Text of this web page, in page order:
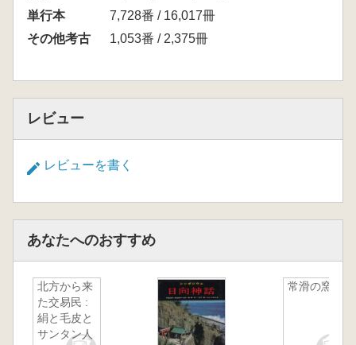
化石産地;国内で足跡化石がみられる主な博物
館・資料館)
単行本
7,728番 / 16,017冊
その他考古
1,053番 / 2,375冊
レビュー
レビューを書く
あなたへのおすすめ
北方から来
た交易民 :
絹と毛皮と
サンタン人
常滑の窯